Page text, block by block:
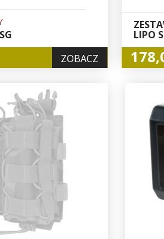
ZOBACZ
LIPO